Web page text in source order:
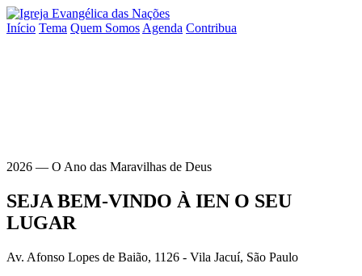
Início Tema Quem Somos Agenda Contribua
2026 — O Ano das Maravilhas de Deus
SEJA BEM-VINDO À IEN O SEU
LUGAR
Av. Afonso Lopes de Baião, 1126 - Vila Jacuí, São Paulo